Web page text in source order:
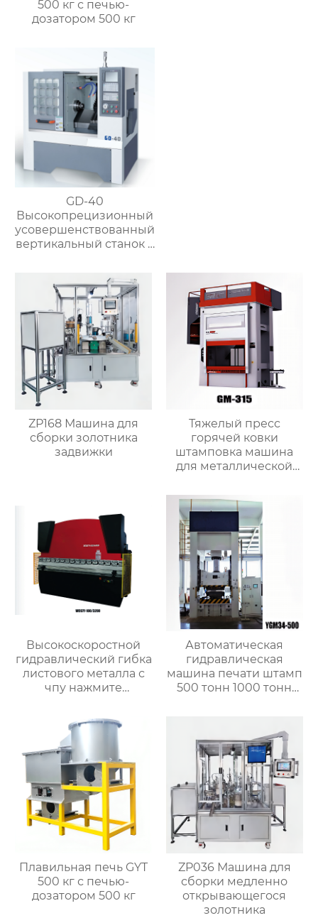
500 кг с печью-
дозатором 500 кг
GD-40
Высокопрецизионный
усовершенствованный
вертикальный станок с
ZP168 Машина для
сборки золотника
задвижки
Тяжелый пресс
горячей ковки
штамповка машина
для металлической
Высокоскоростной
гидравлический гибка
листового металла с
чпу нажмите
Автоматическая
гидравлическая
машина печати штамп
500 тонн 1000 тонн
Плавильная печь GYT
500 кг с печью-
дозатором 500 кг
ZP036 Машина для
сборки медленно
открывающегося
золотника